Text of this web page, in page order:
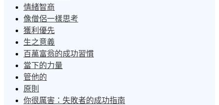
情緒智商
像僧侶一樣思考
獲利優先
生之意義
百萬富翁的成功習慣
當下的力量
管他的
原則
你很厲害：失敗者的成功指南